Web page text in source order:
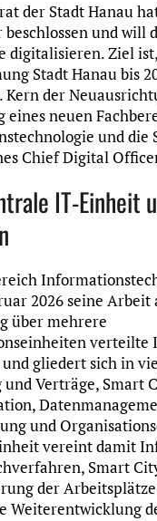
der Stadt Hanau
und will
digitalisieren. Ziel
Stadt Hanau bis
Kern der
eines neuen
und die
Chief Digital
IT-Einheit
2026 seine
über mehrere
verteilte
gliedert sich in
Verträge, Smart
und
vereint damit
Smart
der
Weiterentwicklung